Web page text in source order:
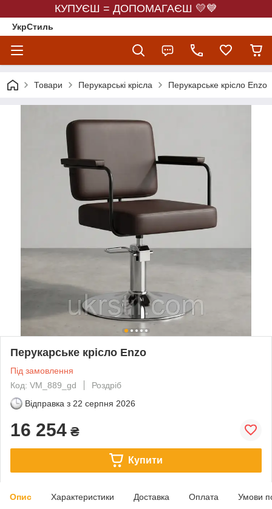
КУПУЄШ = ДОПОМАГАЄШ 💛💙
УкрСтиль
Товари Перукарські крісла Перукарське крісло Enzo
Перукарське крісло Enzo
Під замовлення
Код: VM_889_gd
Роздріб
Відправка з 22 серпня 2026
16 254 ₴
Купити
Опис Характеристики Доставка Оплата Умови